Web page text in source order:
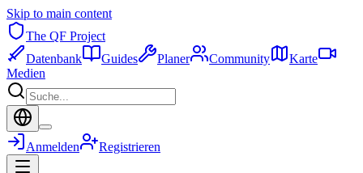
Skip to main content
The QF Project
Datenbank
Guides Planer Community
Karte
Medien
Anmelden Registrieren